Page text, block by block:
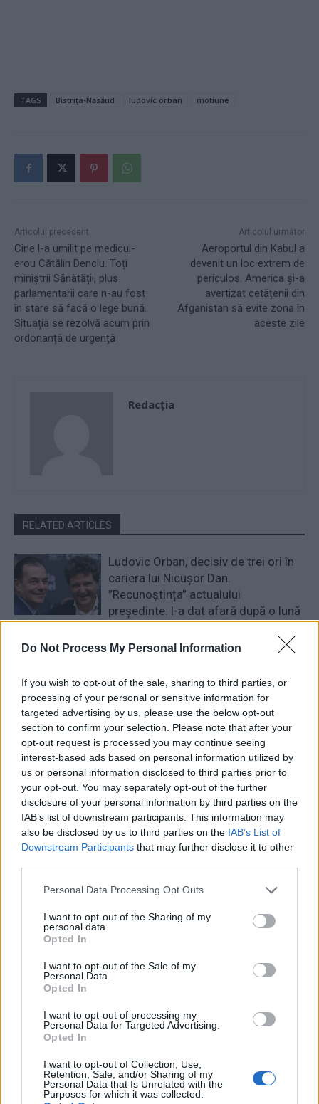
Do Not Process My Personal Information
If you wish to opt-out of the sale, sharing to third parties, or
processing of your personal or sensitive information for
targeted advertising by us, please use the below opt-out
section to confirm your selection. Please note that after your
opt-out request is processed you may continue seeing
interest-based ads based on personal information utilized by
us or personal information disclosed to third parties prior to
your opt-out. You may separately opt-out of the further
disclosure of your personal information by third parties on the
IAB’s list of downstream participants. This information may
also be disclosed by us to third parties on the IAB’s List of
Downstream Participants that may further disclose it to other
Personal Data Processing Opt Outs
I want to opt-out of the Sharing of my
personal data.
Opted In
I want to opt-out of the Sale of my
Personal Data.
Opted In
I want to opt-out of processing my
Personal Data for Targeted Advertising.
Opted In
I want to opt-out of Collection, Use,
Retention, Sale, and/or Sharing of my
Personal Data that Is Unrelated with the
Purposes for which it was collected.
TAGS Bistrița-Năsăud ludovic orban motiune
Articolul precedent
Cine l-a umilit pe medicul-
erou Cătălin Denciu. Toți
miniștrii Sănătății, plus
parlamentarii care n-au fost
în stare să facă o lege bună.
Situația se rezolvă acum prin
ordonanță de urgență
Articolul următor
Aeroportul din Kabul a
devenit un loc extrem de
periculos. America și-a
avertizat cetățenii din
Afganistan să evite zona în
aceste zile
Redacţia
RELATED ARTICLES
Ludovic Orban, decisiv de trei ori în
cariera lui Nicușor Dan.
”Recunoștința” actualului
președinte: l-a dat afară după o lună
Politică
lansată de televiziunile PSD: ”Nu
negociem! Nu dăm stabilitate
corupților!”
Politică
Sondajul care a isterizat
propaganda TV. Cu Bolojan, PNL
zdrobește PSD: 21,9% – 13,3%!
Premierul e presat să accepte un
nou USL, ca să...
6 COMENTARII
Paul Pârvu duminică, 22 august 2021 La 12.06
NORMAL/LOGIC ca Orban să fie în REVENIRE-de-
FORMĂ!!!
duminică, 22 august 2021 La 12.07
Banii de primării sunt la Cîţu.
Paul Pârvu duminică, 22 august 2021 La 12.09